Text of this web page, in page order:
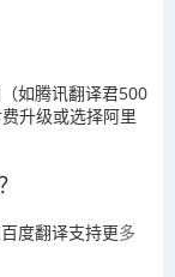
如腾讯翻译君500
升级或选择阿里
度翻译支持更多